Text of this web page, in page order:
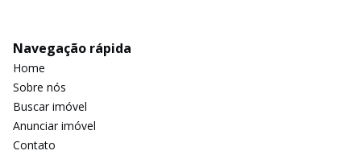
Navegação rápida
Home
Sobre nós
Buscar imóvel
Anunciar imóvel
Contato